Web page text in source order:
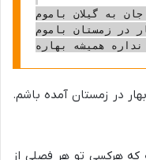
جان به گیلان باموم
در زمستان باموم
در زمستان آمده باشم.
هرکسی تو هر فصلی از